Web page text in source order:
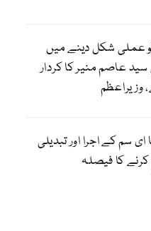
عملی شکل دینے میں
عاصم منیر کا کردار
وزیراعظم
سم کے اجرا اور تبدیلی
کا فیصلہ